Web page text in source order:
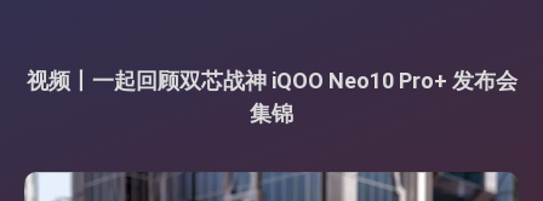
视频丨一起回顾双芯战神 iQOO Neo10 Pro+ 发布会
集锦
视